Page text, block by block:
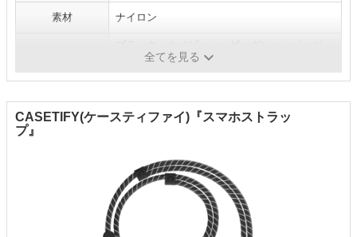
素材 ナイロン
ュ、レッド全てを見る
CASETIFY(ケースティファイ)『スマホストラッ
プ』